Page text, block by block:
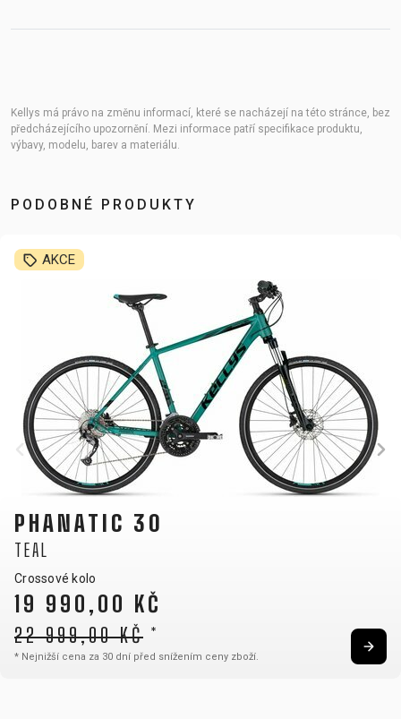
Kellys má právo na změnu informací, které se nacházejí na této stránce, bez
předcházejícího upozornění. Mezi informace patří specifikace produktu,
výbavy, modelu, barev a materiálu.
PODOBNÉ PRODUKTY
30
kolo
KČ
KČ*
cena za 30 dní před snížením ceny zboží.